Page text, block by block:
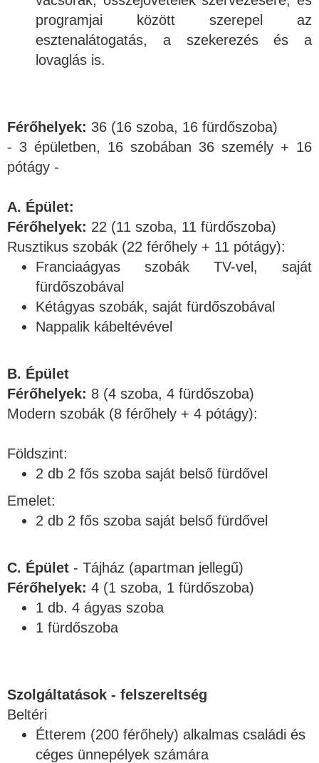
programjai között szerepel az
esztenalátogatás, a szekerezés és a
lovaglás is.
Férőhelyek: 36 (16 szoba, 16 fürdőszoba)
- 3 épületben, 16 szobában 36 személy + 16
pótágy -
A. Épület:
Férőhelyek: 22 (11 szoba, 11 fürdőszoba)
Rusztikus szobák (22 férőhely + 11 pótágy):
Franciaágyas szobák TV-vel, saját
fürdőszobával
Kétágyas szobák, saját fürdőszobával
Nappalik kábeltévével
B. Épület
Férőhelyek: 8 (4 szoba, 4 fürdőszoba)
Modern szobák (8 férőhely + 4 pótágy):
Földszint:
2 db 2 fős szoba saját belső fürdővel
Emelet:
2 db 2 fős szoba saját belső fürdővel
C. Épület - Tájház (apartman jellegű)
Férőhelyek: 4 (1 szoba, 1 fürdőszoba)
1 db. 4 ágyas szoba
1 fürdőszoba
Szolgáltatások - felszereltség
Beltéri
Étterem (200 férőhely) alkalmas családi és
céges ünnepélyek számára